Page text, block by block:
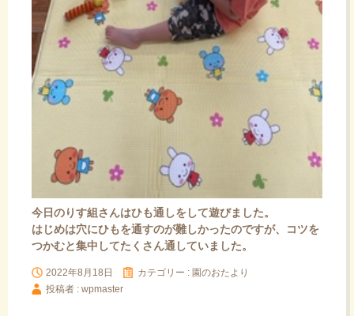
今日のりす組さんはひも通しをして遊びました。
はじめは穴にひもを通すのが難しかったのですが、コツを
つかむと集中してたくさん通していました。
2022年8月18日 カテゴリー : 園のおたより
投稿者 : wpmaster